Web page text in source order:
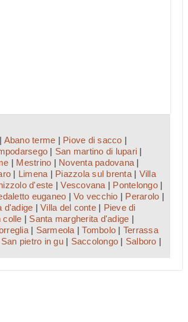
Abano terme | Piove di sacco |
| San martino di lupari |
| Mestrino | Noventa padovana |
| Limena | Piazzola sul brenta| Villa
d'este |Vescovana | Pontelongo|
euganeo | Vo vecchio | Perarolo |
d'adige | Villa del conte| Pieve di
colle | Santa margherita d'adige |
| Sarmeola |Tombolo | Terrassa
San pietro in gu| Saccolongo | Salboro |